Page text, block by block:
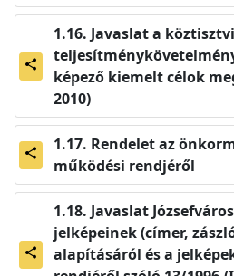
share
Javaslat a
képező kiemelt célok
2010)
share
Rendelet az
működési rendjéről
share
Javaslat
jelképeinek (címer,
alapításáról és a